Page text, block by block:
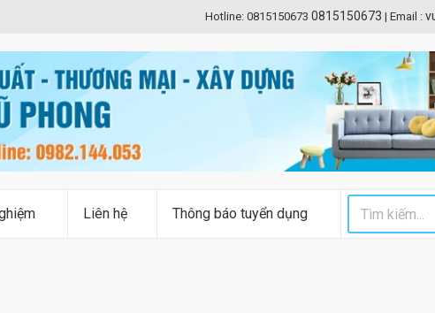
Hotline: 0815150673 0815150673 | Email :
Liên hệ Thông báo tuyển dụng